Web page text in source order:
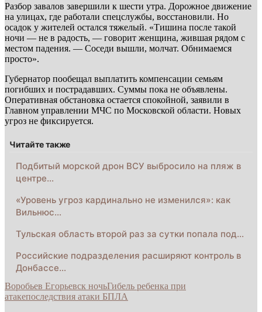
Разбор завалов завершили к шести утра. Дорожное движение
на улицах, где работали спецслужбы, восстановили. Но
осадок у жителей остался тяжелый. «Тишина после такой
ночи — не в радость, — говорит женщина, жившая рядом с
местом падения. — Соседи вышли, молчат. Обнимаемся
просто».
Губернатор пообещал выплатить компенсации семьям
погибших и пострадавших. Суммы пока не объявлены.
Оперативная обстановка остается спокойной, заявили в
Главном управлении МЧС по Московской области. Новых
угроз не фиксируется.
Читайте также
Подбитый морской дрон ВСУ выбросило на пляж в
центре…
«Уровень угроз кардинально не изменился»: как
Вильнюс…
Тульская область второй раз за сутки попала под…
Российские подразделения расширяют контроль в
Донбассе…
Воробьев Егорьевск ночьГибель ребенка при
атакепоследствия атаки БПЛА